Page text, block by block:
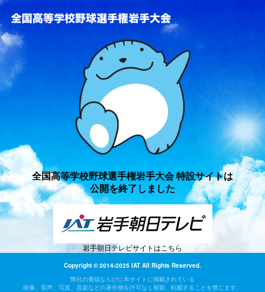
全国高等学校野球選手権岩手大会 特設サイトは
公開を終了しました
岩手朝日テレビサイトはこちら
Copyright © 2014-2025 IAT All Rights Reserved.
弊社の番組ならびに本サイトに掲載されている
映像、音声、写真、音楽などの著作物を許可なく複製、転載することを禁じます。